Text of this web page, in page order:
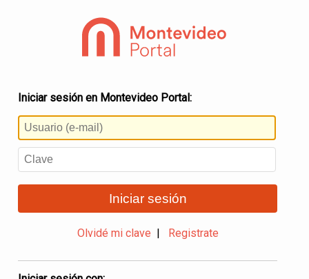
Iniciar sesión en Montevideo Portal:
Iniciar sesión
Olvidé mi clave Registrate